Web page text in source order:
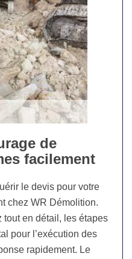
de
facilement
le devis pour votre
chez WR Démolition.
tout en détail, les étapes
pour l’exécution des
rapidement. Le